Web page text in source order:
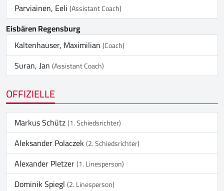
Parviainen, Eeli(Assistant Coach)
Eisbären Regensburg
Kaltenhauser, Maximilian(Coach)
Suran, Jan(Assistant Coach)
OFFIZIELLE
Markus Schütz(1. Schiedsrichter)
Aleksander Polaczek(2. Schiedsrichter)
Alexander Pletzer(1. Linesperson)
Dominik Spiegl(2. Linesperson)